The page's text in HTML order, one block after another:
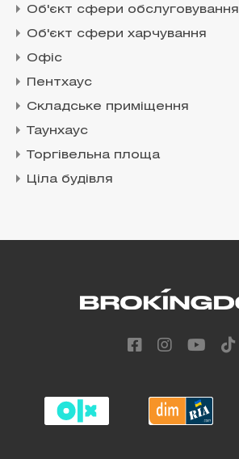
Об'єкт сфери обслуговування
Об'єкт сфери харчування
Офіс
Пентхаус
Складське приміщення
Таунхаус
Торгівельна площа
Ціла будівля